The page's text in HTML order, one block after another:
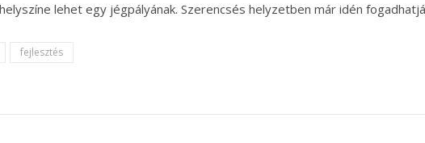
lehet egy jégpályának. Szerencsés helyzetben már idén
fejlesztés